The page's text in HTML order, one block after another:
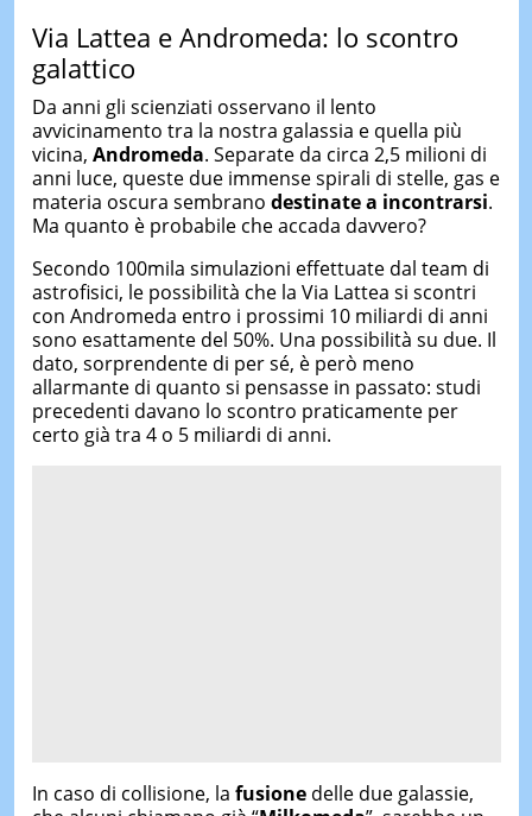
Via Lattea e Andromeda: lo scontro
galattico
Da anni gli scienziati osservano il lento
avvicinamento tra la nostra galassia e quella più
vicina, Andromeda. Separate da circa 2,5 milioni di
anni luce, queste due immense spirali di stelle, gas e
materia oscura sembrano destinate a incontrarsi.
Ma quanto è probabile che accada davvero?
Secondo 100mila simulazioni effettuate dal team di
astrofisici, le possibilità che la Via Lattea si scontri
con Andromeda entro i prossimi 10 miliardi di anni
sono esattamente del 50%. Una possibilità su due. Il
dato, sorprendente di per sé, è però meno
allarmante di quanto si pensasse in passato: studi
precedenti davano lo scontro praticamente per
certo già tra 4 o 5 miliardi di anni.
In caso di collisione, la fusionedelle due galassie,